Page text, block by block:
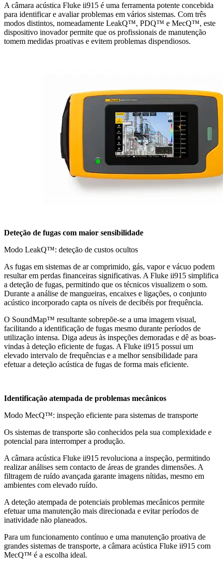
A câmara acústica Fluke ii915 é uma ferramenta potente concebida
para identificar e avaliar problemas em vários sistemas. Com três
modos distintos, nomeadamente LeakQ™, PDQ™ e MecQ™, este
dispositivo inovador permite que os profissionais de manutenção
tomem medidas proativas e evitem problemas dispendiosos.
Deteção de fugas com maior sensibilidade
Modo LeakQ™: deteção de custos ocultos
As fugas em sistemas de ar comprimido, gás, vapor e vácuo podem
resultar em perdas financeiras significativas. A Fluke ii915 simplifica
a deteção de fugas, permitindo que os técnicos visualizem o som.
Durante a análise de mangueiras, encaixes e ligações, o conjunto
acústico incorporado capta os níveis de decibéis por frequência.
O SoundMap™ resultante sobrepõe-se a uma imagem visual,
facilitando a identificação de fugas mesmo durante períodos de
utilização intensa. Diga adeus às inspeções demoradas e dê as boas-
vindas à deteção eficiente de fugas. A Fluke ii915 possui um
elevado intervalo de frequências e a melhor sensibilidade para
efetuar a deteção acústica de fugas de forma mais eficiente.
Identificação atempada de problemas mecânicos
Modo MecQ™: inspeção eficiente para sistemas de transporte
Os sistemas de transporte são conhecidos pela sua complexidade e
potencial para interromper a produção.
A câmara acústica Fluke ii915 revoluciona a inspeção, permitindo
realizar análises sem contacto de áreas de grandes dimensões. A
filtragem de ruído avançada garante imagens nítidas, mesmo em
ambientes com elevado ruído.
A deteção atempada de potenciais problemas mecânicos permite
efetuar uma manutenção mais direcionada e evitar períodos de
inatividade não planeados.
Para um funcionamento contínuo e uma manutenção proativa de
grandes sistemas de transporte, a câmara acústica Fluke ii915 com
MecQ™ é a escolha ideal.